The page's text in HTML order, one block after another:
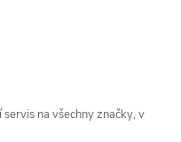
na všechny značky, v